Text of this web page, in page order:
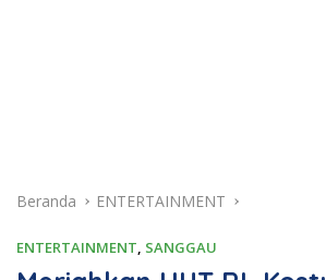
Beranda ENTERTAINMENT
ENTERTAINMENT, SANGGAU